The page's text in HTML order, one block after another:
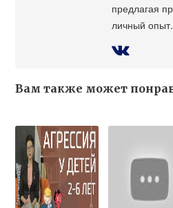
предлагая
личный опыт.
Вам также может